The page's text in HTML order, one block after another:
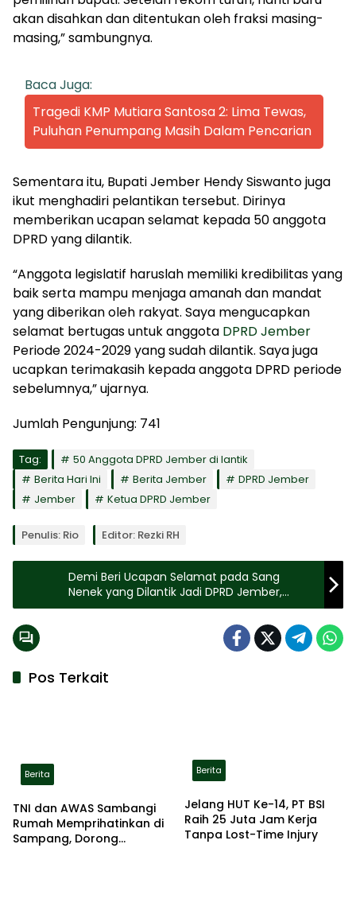
akan disahkan dan ditentukan oleh fraksi masing-
masing,” sambungnya.
Baca Juga:
Tragedi KMP Mutiara Santosa 2: Lima Tewas,
Puluhan Penumpang Masih Dalam Pencarian
Sementara itu, Bupati Jember Hendy Siswanto juga
ikut menghadiri pelantikan tersebut. Dirinya
memberikan ucapan selamat kepada 50 anggota
DPRD yang dilantik.
“Anggota legislatif haruslah memiliki kredibilitas yang
baik serta mampu menjaga amanah dan mandat
yang diberikan oleh rakyat. Saya mengucapkan
selamat bertugas untuk anggota DPRD Jember
Periode 2024-2029 yang sudah dilantik. Saya juga
ucapkan terimakasih kepada anggota DPRD periode
sebelumnya,” ujarnya.
Jumlah Pengunjung: 741
Tag:
50 Anggota DPRD Jember di lantik
Berita Hari Ini
Berita Jember
DPRD Jember
Jember
Ketua DPRD Jember
Penulis: Rio Editor: Rezki RH
Demi Beri Ucapan Selamat pada Sang
Nenek yang Dilantik Jadi DPRD Jember,
Seorang Siswi di Jember Rela Lakukan Ini
Pos Terkait
Berita
TNI dan AWAS Sambangi
Rumah Memprihatinkan di
Sampang, Dorong
Berita
Jelang HUT Ke-14, PT BSI
Raih 25 Juta Jam Kerja
Tanpa Lost-Time Injury